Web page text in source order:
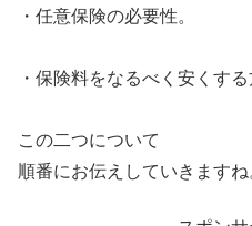
・任意保険の必要性。
・保険料をなるべく安くする
この二つについて
順番にお伝えしていきますね